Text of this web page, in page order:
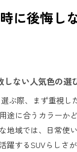
に後悔し
しない人気色の選
ぶ際、まず重視し
途に合うカラーか
地域では、日常使
躍するSUVらしさが